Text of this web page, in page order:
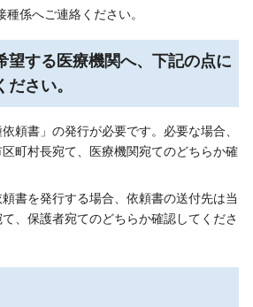
係へご連絡ください。
望する医療機関へ、下記の点に
さい。
頼書」の発行が必要です。必要な場合、
町村長宛て、医療機関宛てのどちらか確
書を発行する場合、依頼書の送付先は当
、保護者宛てのどちらか確認してくださ